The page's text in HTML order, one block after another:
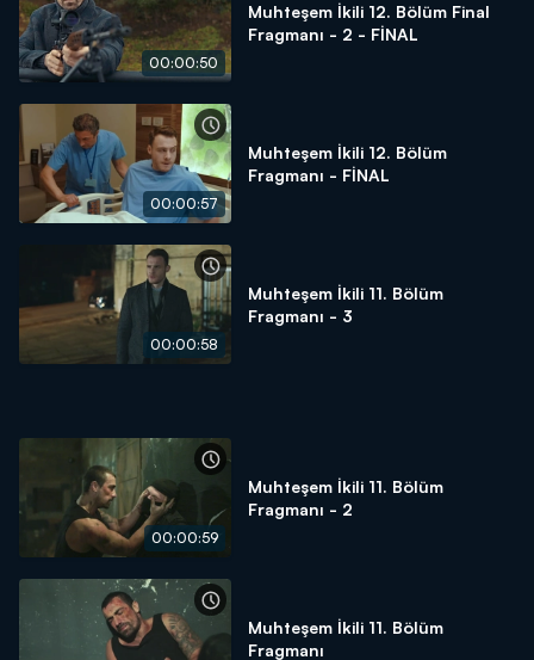
00:00:50
Muhteşem İkili 12. Bölüm Final
Fragmanı - 2 - FİNAL
00:00:57
Muhteşem İkili 12. Bölüm
Fragmanı - FİNAL
00:00:58
Muhteşem İkili 11. Bölüm
Fragmanı - 3
00:00:59
Muhteşem İkili 11. Bölüm
Fragmanı - 2
Muhteşem İkili 11. Bölüm
Fragmanı